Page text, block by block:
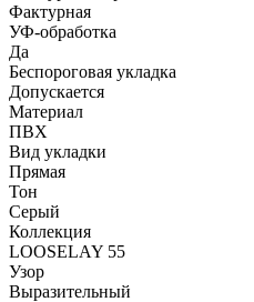
Фактурная
УФ-обработка
Да
Беспороговая укладка
Допускается
Материал
ПВХ
Вид укладки
Прямая
Тон
Серый
Коллекция
LOOSELAY 55
Узор
Выразительный